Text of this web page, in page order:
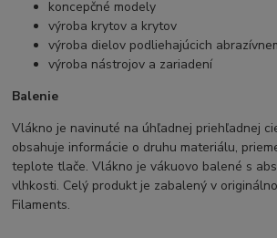
koncepčné modely
výroba krytov a krytov
výroba dielov podliehajúcich
výroba nástrojov a zariadení
Balenie
Vlákno je navinuté na úhľadnej priehľadnej
obsahuje informácie o druhu materiálu,
teplote tlače. Vlákno je vákuovo balené s
vlhkosti. Celý produkt je zabalený v
Filaments.